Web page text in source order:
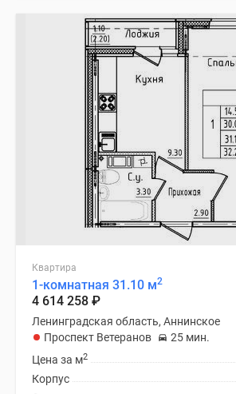
Квартира
1-комнатная 31.10 м2
4 614 258 ₽
Ленинградская область, Аннинское
Проспект Ветеранов
25 мин.
Цена за м2
Корпус